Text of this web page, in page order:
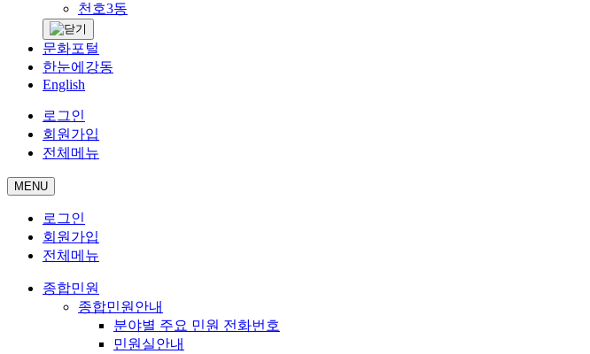
천호3동
문화포털
한눈에강동
English
로그인
회원가입
전체메뉴
MENU
로그인
회원가입
전체메뉴
종합민원
종합민원안내
분야별 주요 민원 전화번호
민원실안내